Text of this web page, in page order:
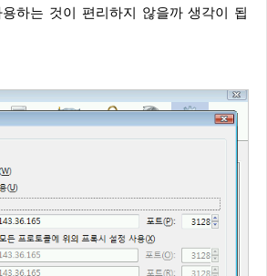
하는 것이 편리하지 않을까 생각이 됩